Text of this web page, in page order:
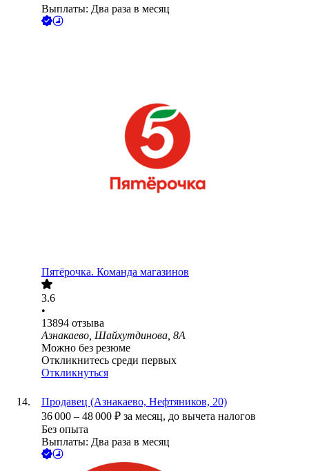
Выплаты: Два раза в месяц
Пятёрочка. Команда магазинов
3.6
•
13894 отзыва
Азнакаево, Шайхутдинова, 8А
Можно без резюме
Откликнитесь среди первых
Откликнуться
Продавец (Азнакаево, Нефтяников, 20)
36 000 – 48 000 ₽ за месяц, до вычета налогов
Без опыта
Выплаты: Два раза в месяц